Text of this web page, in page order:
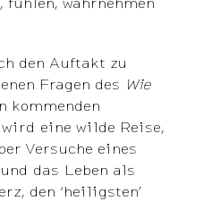
fühlen, wahrnehmen
den Auftakt zu
Fragen des
Wie
kommenden
eine wilde Reise,
Versuche eines
das Leben als
den ‘heiligsten’